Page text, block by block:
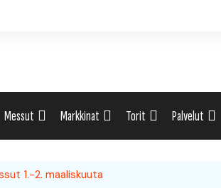
Messut Markkinat Torit Palvelut
1.-2. maaliskuuta